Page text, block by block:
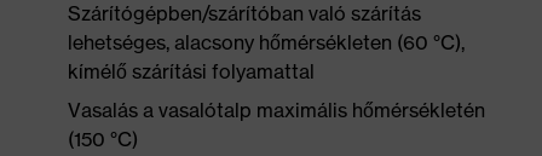
Szárítógépben/szárítóban való szárítás
lehetséges, alacsony hőmérsékleten (60 °C),
kímélő szárítási folyamattal
Vasalás a vasalótalp maximális hőmérsékletén
(150 °C)